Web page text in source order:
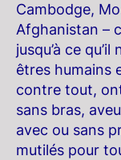
Cambodge,
Afghanistan –
jusqu’à ce
êtres humains
contre tout,
sans bras,
avec ou sans
mutilés pour